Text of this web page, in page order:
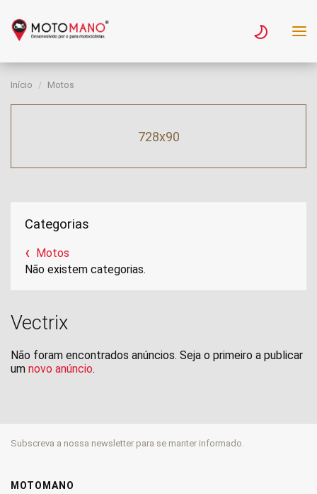
Início Motos
728x90
Categorias
Motos
Não existem categorias.
Vectrix
Não foram encontrados anúncios. Seja o primeiro a publicar
um novo anúncio.
Subscreva a nossa newsletter para se manter informado.
MOTOMANO